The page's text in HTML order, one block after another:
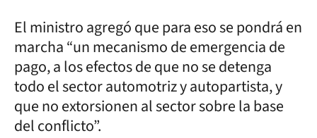
El ministro agregó que para eso se pondrá en
marcha “un mecanismo de emergencia de
pago, a los efectos de que no se detenga
todo el sector automotriz y autopartista, y
que no extorsionen al sector sobre la base
del conflicto”.